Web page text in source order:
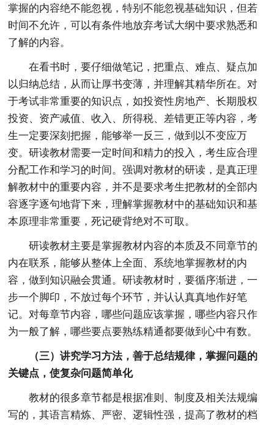
掌握的内容绝不能忽视，特别不能忽视基础知识，但若
时间不允许，可以有条件地放弃考试大纲中要求熟悉和
了解的内容。
在看书时，要仔细做笔记，把重点、难点、疑点加
以归纳总结，从而让厚书变薄，并理解其精华所在。对
于考试非常重要的知识点，如投资性房地产、长期股权
投资、资产减值、收入、所得税、差错更正等内容，考
生一定要深刻把握，能够举一反三，做到以不变应万
变。研读教材需要一定时间和精力的投入，考生应合理
分配工作和学习的时间。强调对教材的研读，是真正理
解教材中的重要内容，并不是要求考生把教材的全部内
容逐字逐句地背下来，理解掌握教材中的基础知识和基
本原理非常重要，死记硬背绝对不可取。
研读教材主要是掌握教材内容的本质及不同章节的
内在联系，能够从整体上全面、系统地掌握教材的内
容，做到知识融会贯通。研读教材时，要循序渐进，一
步一个脚印，不放过每个环节，并认认真真地作好笔
记。对每章节内容，哪些问题应该掌握，哪些内容只作
为一般了解，哪些要点要熟练精通都要做到心中有数。
（三）讲究学习方法，善于总结规律，掌握问题的
关键点，使复杂问题简单化
教材的很多章节都是根据准则、制度及相关法规编
写的，其语言精炼、严密、逻辑性强，提高了教材的档